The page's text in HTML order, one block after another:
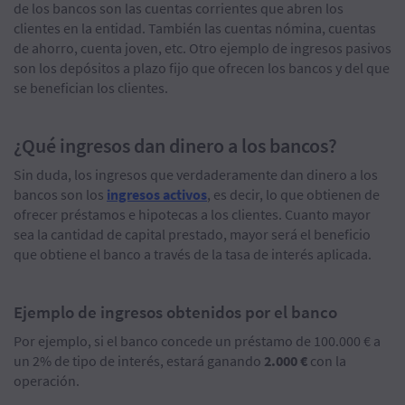
de los bancos son las cuentas corrientes que abren los
clientes en la entidad. También las cuentas nómina, cuentas
de ahorro, cuenta joven, etc. Otro ejemplo de ingresos pasivos
son los depósitos a plazo fijo que ofrecen los bancos y del que
se benefician los clientes.
¿Qué ingresos dan dinero a los bancos?
Sin duda, los ingresos que verdaderamente dan dinero a los
bancos son los ingresos activos, es decir, lo que obtienen de
ofrecer préstamos e hipotecas a los clientes. Cuanto mayor
sea la cantidad de capital prestado, mayor será el beneficio
que obtiene el banco a través de la tasa de interés aplicada.
Ejemplo de ingresos obtenidos por el banco
Por ejemplo, si el banco concede un préstamo de 100.000 € a
un 2% de tipo de interés, estará ganando 2.000 € con la
operación.